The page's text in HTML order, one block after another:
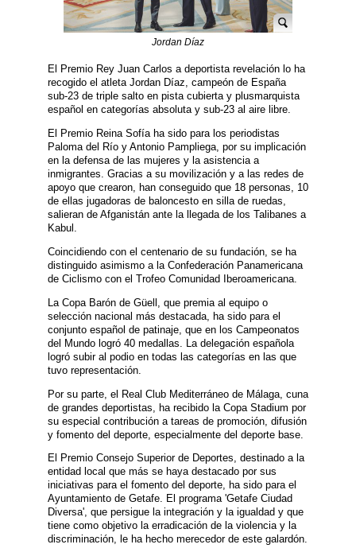
Jordan Díaz
El Premio Rey Juan Carlos a deportista revelación lo ha
recogido el atleta Jordan Díaz, campeón de España
sub-23 de triple salto en pista cubierta y plusmarquista
español en categorías absoluta y sub-23 al aire libre.
El Premio Reina Sofía ha sido para los periodistas
Paloma del Río y Antonio Pampliega, por su implicación
en la defensa de las mujeres y la asistencia a
inmigrantes. Gracias a su movilización y a las redes de
apoyo que crearon, han conseguido que 18 personas, 10
de ellas jugadoras de baloncesto en silla de ruedas,
salieran de Afganistán ante la llegada de los Talibanes a
Kabul.
Coincidiendo con el centenario de su fundación, se ha
distinguido asimismo a la Confederación Panamericana
de Ciclismo con el Trofeo Comunidad Iberoamericana.
La Copa Barón de Güell, que premia al equipo o
selección nacional más destacada, ha sido para el
conjunto español de patinaje, que en los Campeonatos
del Mundo logró 40 medallas. La delegación española
logró subir al podio en todas las categorías en las que
tuvo representación.
Por su parte, el Real Club Mediterráneo de Málaga, cuna
de grandes deportistas, ha recibido la Copa Stadium por
su especial contribución a tareas de promoción, difusión
y fomento del deporte, especialmente del deporte base.
El Premio Consejo Superior de Deportes, destinado a la
entidad local que más se haya destacado por sus
iniciativas para el fomento del deporte, ha sido para el
Ayuntamiento de Getafe. El programa 'Getafe Ciudad
Diversa', que persigue la integración y la igualdad y que
tiene como objetivo la erradicación de la violencia y la
discriminación, le ha hecho merecedor de este galardón.